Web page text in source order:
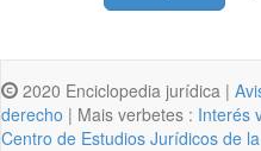
2020 Enciclopedia jurídica |
derecho | Mais verbetes : Interés
Centro de Estudios Jurídicos de